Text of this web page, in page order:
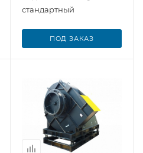
стандартный
ПОД ЗАКАЗ